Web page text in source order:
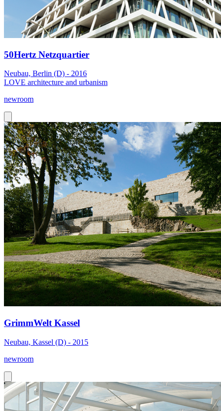
50Hertz Netzquartier
Neubau, Berlin (D) - 2016
LOVE architecture and urbanism
newroom
GrimmWelt Kassel
Neubau, Kassel (D) - 2015
newroom